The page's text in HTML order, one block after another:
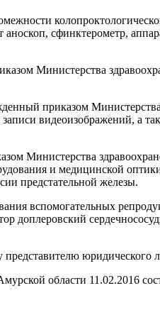
сфинктерометр,
Министерства
приказом
видеоизображений, а
Министерства
и медицинской
предстательной железы.
вспомогательных
доплеровский
представителю
области 11.02.2016